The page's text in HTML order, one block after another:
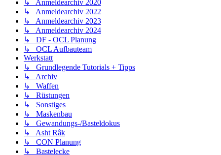
↳ Anmeldearchiv 2020
↳ Anmeldearchiv 2022
↳ Anmeldearchiv 2023
↳ Anmeldearchiv 2024
↳ DF - OCL Planung
↳ OCL Aufbauteam
Werkstatt
↳ Grundlegende Tutorials + Tipps
↳ Archiv
↳ Waffen
↳ Rüstungen
↳ Sonstiges
↳ Maskenbau
↳ Gewandungs-/Basteldokus
↳ Asht Râk
↳ CON Planung
↳ Bastelecke